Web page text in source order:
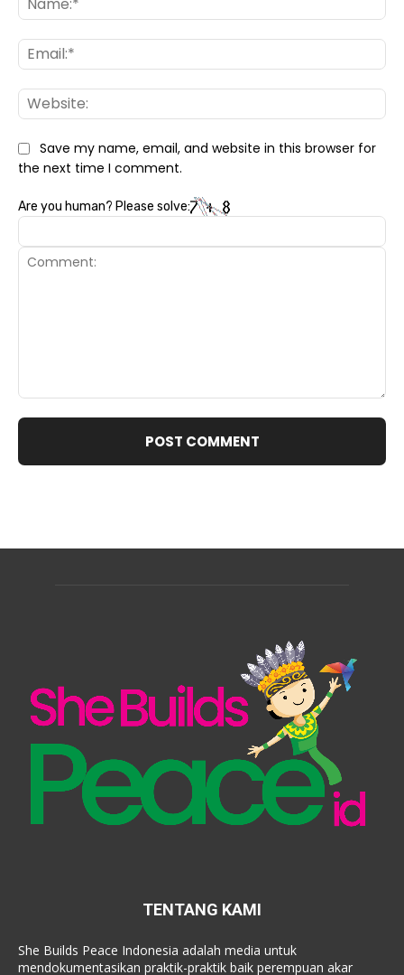
Save my name, email, and website in this browser for
the next time I comment.
Are you human? Please solve:
TENTANG KAMI
She Builds Peace Indonesia adalah media untuk
mendokumentasikan praktik-praktik baik perempuan akar